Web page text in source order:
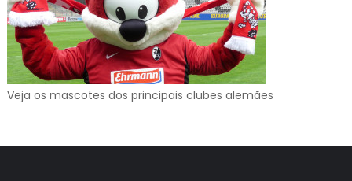
Veja os mascotes dos principais clubes alemães